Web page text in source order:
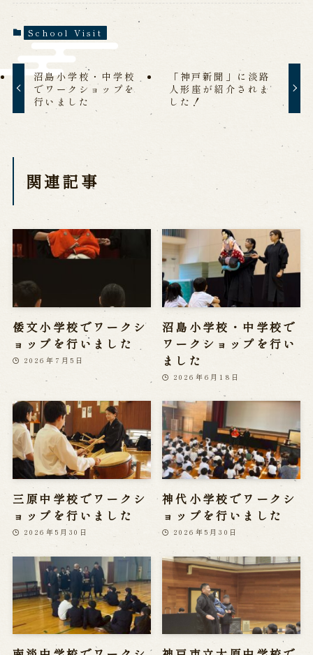
うずの丘大鳴門橋記念館
School Visit
沼島小学校・中学校
でワークショップを
行いました
「神戸新聞」に淡路
人形座が紹介されま
した！
関連記事
倭文小学校でワークシ
ョップを行いました
2026年7月5日
沼島小学校・中学校で
ワークショップを行い
ました
2026年6月18日
三原中学校でワークシ
ョップを行いました
2026年5月30日
神代小学校でワークシ
ョップを行いました
2026年5月30日